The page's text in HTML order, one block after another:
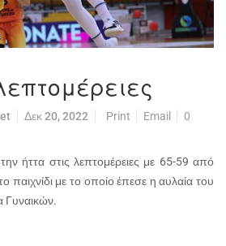
Δεκ 20, 2022 Print Email
0
ήττα στις λεπτομέρειες με 65-59 από
παιχνίδι με το οποίο έπεσε η αυλαία του
Γυναικών.